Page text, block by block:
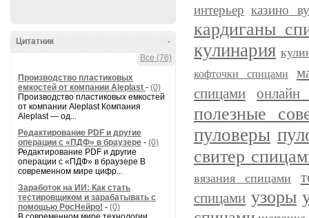
-
Цитатник
Все (76)
Производство пластиковых
емкостей от компании Aleplast - (0)
Производство пластиковых емкостей
от компании Aleplast Компания
Aleplast — од...
Редактирование PDF и другие
операции с «ПДФ» в браузере - (0)
Редактирование PDF и другие
операции с «ПДФ» в браузере В
современном мире цифр...
Заработок на ИИ: Как стать
тестировщиком и зарабатывать с
помощью РосНейро! - (0)
интерьер казино
кардиганы
кулинария
кофточки спицами
спицами
онлайн
полезные
пуловеры
свитер
вязания спицами
спицами узоры